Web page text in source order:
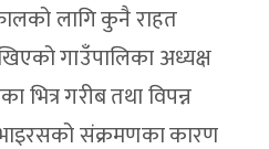
लागि कुनै राहत
गाउँपालिका अध्यक्ष
गरीब तथा विपन्न
संक्रमणका कारण